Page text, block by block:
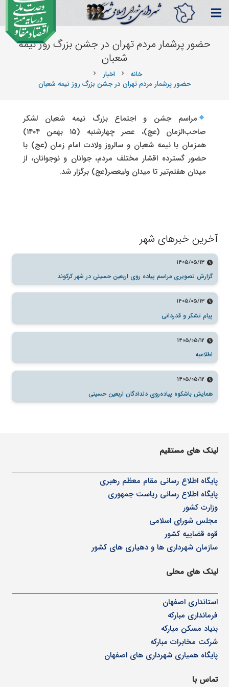
حضور پرشمار مردم تهران در جشن بزرگ روز نیمه
شعبان
خانه chevron_right اخبار chevron_right
حضور پرشمار مردم تهران در جشن بزرگ روز نیمه شعبان
مراسم جشن و اجتماع بزرگ نیمه شعبان لشکر
صاحب‌الزمان (عج)، عصر چهارشنبه (۱۵ بهمن ۱۴۰۴)
همزمان با نیمه شعبان و سالروز ولادت امام زمان (عج) با
حضور گسترده اقشار مختلف مردم، جوانان و نوجوانان، از
میدان هفتم‌تیر تا میدان ولیعصر(عج) برگزار شد.
آخرین خبرهای شهر
1405/05/13
گزارش تصویری مراسم پیاده روی اربعین حسینی در شهر کرکوند
1405/05/13
پیام تشکر و قدردانی
1405/05/12
اطلاعیه
1405/05/12
همایش باشکوه پیاده‌روی دلدادگان اربعین حسینی
لینک های مستقیم
پایگاه اطلاع رسانی مقام معظم رهبری
پایگاه اطلاع رسانی ریاست جمهوری
وزارت کشور
مجلس شورای اسلامی
قوه قضاییه کشور
سازمان شهرداری ها و دهیاری های کشور
لینک های محلی
استانداری اصفهان
فرمانداری مبارکه
بنیاد مسکن مبارکه
شرکت مخابرات مبارکه
پایگاه همیاری شهرداری های اصفهان
تماس با